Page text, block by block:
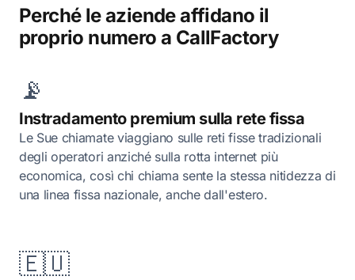
Perché le aziende affidano il
proprio numero a CallFactory
📡
Instradamento premium sulla rete fissa
Le Sue chiamate viaggiano sulle reti fisse tradizionali
degli operatori anziché sulla rotta internet più
economica, così chi chiama sente la stessa nitidezza di
una linea fissa nazionale, anche dall'estero.
🇪🇺